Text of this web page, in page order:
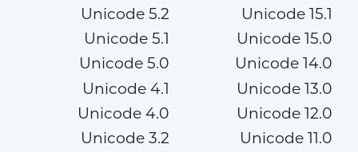
Unicode 15.1
Unicode 15.0
Unicode 14.0
Unicode 13.0
Unicode 12.0
Unicode 11.0
Unicode 5.2
Unicode 5.1
Unicode 5.0
Unicode 4.1
Unicode 4.0
Unicode 3.2